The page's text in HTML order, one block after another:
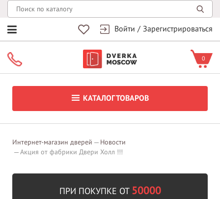
Войти / Зарегистрироваться
0
КАТАЛОГ ТОВАРОВ
Интернет-магазин дверей
Новости
Акция от фабрики Двери Холл !!!
ПРИ ПОКУПКЕ ОТ 50000